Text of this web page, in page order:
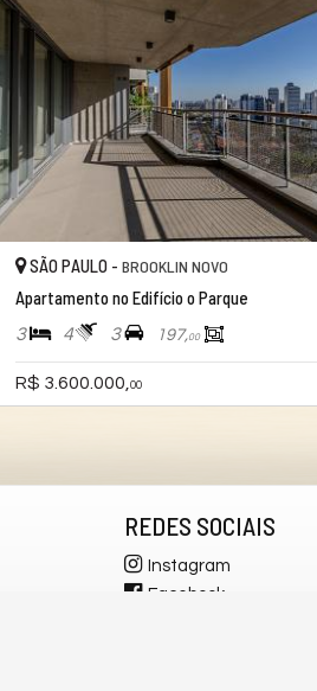
SÃO PAULO - BROOKLIN NOVO
Apartamento no Edifício o Parque
3 4 3 197,00
R$ 3.600.000, 00
REDES SOCIAIS
Instagram
Facebook